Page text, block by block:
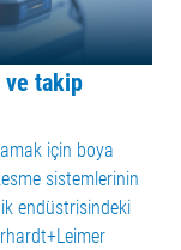
ve takip
için boya
sistemlerinin
endüstrisindeki